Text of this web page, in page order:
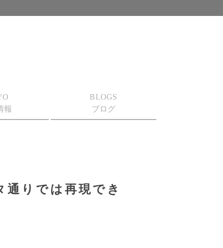
報
BLOGS
ブログ
通りでは再現でき